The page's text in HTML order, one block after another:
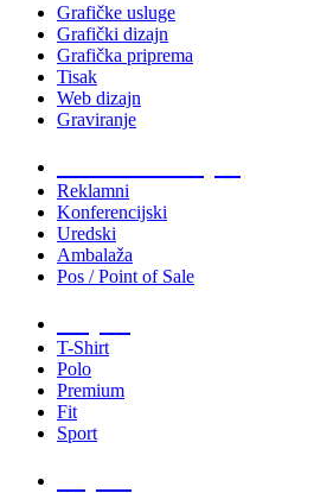
Grafičke usluge
Grafički dizajn
Grafička priprema
Tisak
Web dizajn
Graviranje
Reklamni
Konferencijski
Uredski
Ambalaža
Pos / Point of Sale
T-Shirt
Polo
Premium
Fit
Sport